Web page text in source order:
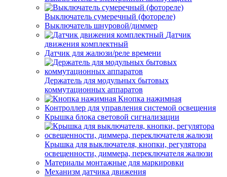
Выключатель сумеречный (фотореле)
Выключатель шнуровой/диммер
Датчик
движения комплектный
Датчик для жалюзи/реле времени
Держатель для модульных бытовых
коммутационных аппаратов
Кнопка нажимная
Контроллер для управления системой освещения
Крышка блока световой сигнализации
Крышка для выключателя, кнопки, регулятора
освещенности, диммера, переключателя жалюзи
Материалы монтажные для маркировки
Механизм датчика движения